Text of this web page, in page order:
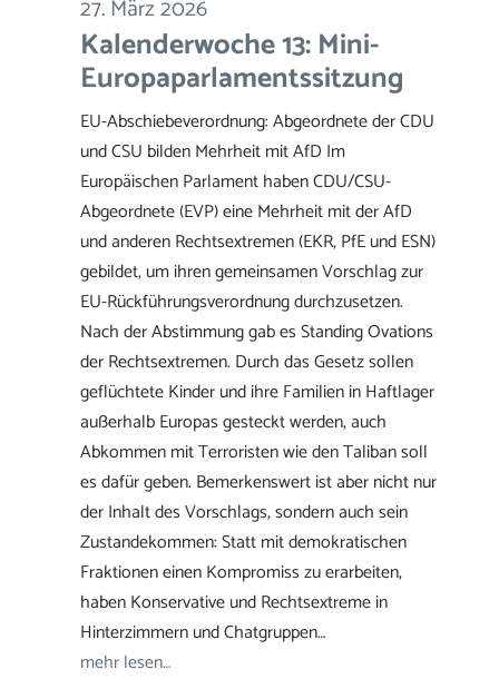
27. März 2026
Kalenderwoche 13: Mini-
Europaparlamentssitzung
EU-Abschiebeverordnung: Abgeordnete der CDU
und CSU bilden Mehrheit mit AfD Im
Europäischen Parlament haben CDU/CSU-
Abgeordnete (EVP) eine Mehrheit mit der AfD
und anderen Rechtsextremen (EKR, PfE und ESN)
gebildet, um ihren gemeinsamen Vorschlag zur
EU-Rückführungsverordnung durchzusetzen.
Nach der Abstimmung gab es Standing Ovations
der Rechtsextremen. Durch das Gesetz sollen
geflüchtete Kinder und ihre Familien in Haftlager
außerhalb Europas gesteckt werden, auch
Abkommen mit Terroristen wie den Taliban soll
es dafür geben. Bemerkenswert ist aber nicht nur
der Inhalt des Vorschlags, sondern auch sein
Zustandekommen: Statt mit demokratischen
Fraktionen einen Kompromiss zu erarbeiten,
haben Konservative und Rechtsextreme in
Hinterzimmern und Chatgruppen…
mehr lesen…